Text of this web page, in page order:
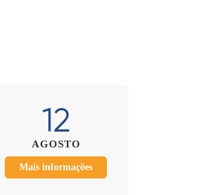
12
AGOSTO
Mais informações